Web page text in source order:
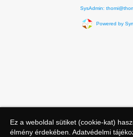
SysAdmin:
Powered by
Ez a weboldal sütiket (cookie-kat)
élmény érdekében. Adatvédelmi